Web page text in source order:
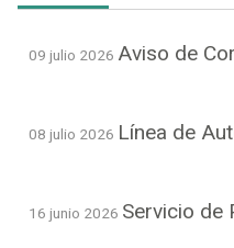
09 julio 2026 Aviso de
08 julio 2026 Línea de
16 junio 2026 Servicio de